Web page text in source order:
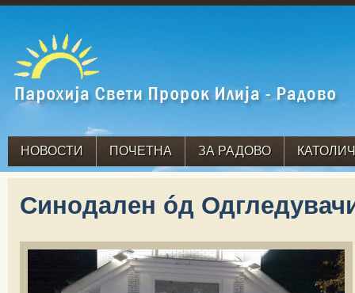
НОВОСТИ ПОЧЕТНА ЗА РАДОВО
Синодален óд